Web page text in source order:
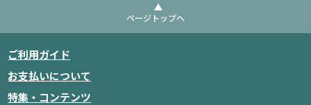
ページトップへ
ご利用ガイド
お支払いについて
特集・コンテンツ